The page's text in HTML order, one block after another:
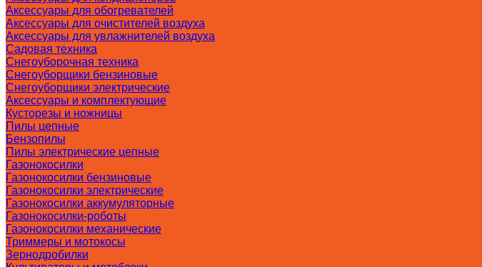
Аксессуары для обогревателей
Аксессуары для очистителей воздуха
Аксессуары для увлажнителей воздуха
Садовая техника
Снегоуборочная техника
Снегоуборщики бензиновые
Снегоуборщики электрические
Аксессуары и комплектующие
Кусторезы и ножницы
Пилы цепные
Бензопилы
Пилы электрические цепные
Газонокосилки
Газонокосилки бензиновые
Газонокосилки электрические
Газонокосилки аккумуляторные
Газонокосилки-роботы
Газонокосилки механические
Триммеры и мотокосы
Зернодробилки